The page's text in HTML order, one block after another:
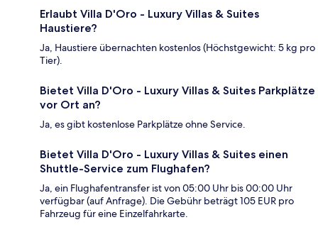
Erlaubt Villa D'Oro - Luxury Villas & Suites
Haustiere?
Ja, Haustiere übernachten kostenlos (Höchstgewicht: 5 kg pro
Tier).
Bietet Villa D'Oro - Luxury Villas & Suites Parkplätze
vor Ort an?
Ja, es gibt kostenlose Parkplätze ohne Service.
Bietet Villa D'Oro - Luxury Villas & Suites einen
Shuttle-Service zum Flughafen?
Ja, ein Flughafentransfer ist von 05:00 Uhr bis 00:00 Uhr
verfügbar (auf Anfrage). Die Gebühr beträgt 105 EUR pro
Fahrzeug für eine Einzelfahrkarte.